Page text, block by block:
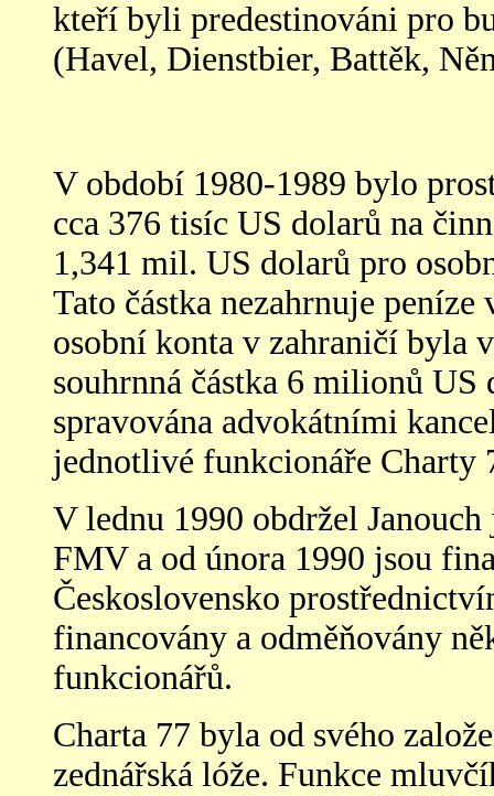
kteří byli predestinováni pro
(Havel, Dienstbier, Battěk,
V období 1980-1989 bylo
cca 376 tisíc US dolarů na
1,341 mil. US dolarů pro
Tato částka nezahrnuje
osobní konta v zahraničí byla
souhrnná částka 6 milionů
spravována advokátními
jednotlivé funkcionáře Charty
V lednu 1990 obdržel
FMV a od února 1990 jsou
Československo
financovány a odměňovány
funkcionářů.
Charta 77 byla od svého
zednářská lóže. Funkce